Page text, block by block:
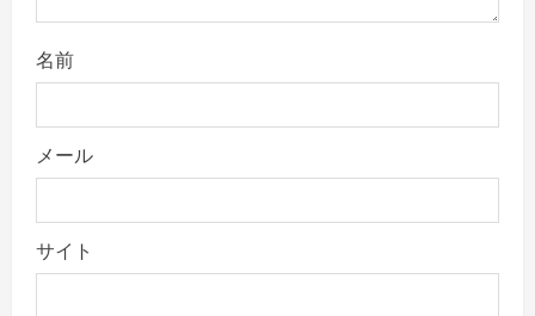
名前
メール
サイト